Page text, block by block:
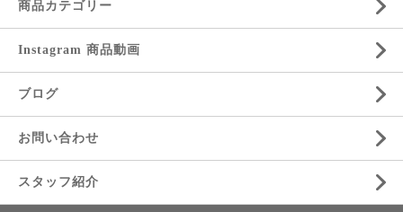
商品カテゴリー
Instagram 商品動画
ブログ
お問い合わせ
スタッフ紹介